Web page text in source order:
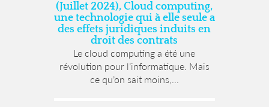
(Juillet 2024), Cloud computing,
une technologie qui à elle seule a
des effets juridiques induits en
droit des contrats
Le cloud computing a été une
révolution pour l’informatique. Mais
ce qu’on sait moins,...